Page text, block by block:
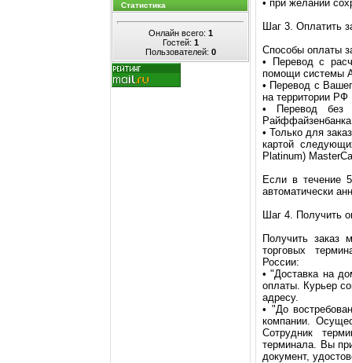
Статистика
Онлайн всего: 1
Гостей: 1
Пользователей: 0
• при желании
Шаг 3. Оплатить
Способы оплаты
• Перевод с
помощи системы
• Перевод с
на территории РФ
• Перевод без
• Только для
картой
Platinum)
Если в течение
автоматически
Шаг 4. Получить
Получить заказ
торговых
России:
• "Доставка на
оплаты. Курьер
адресу.
• "До
компании.
Сотрудник
терминала. Вы
документ,